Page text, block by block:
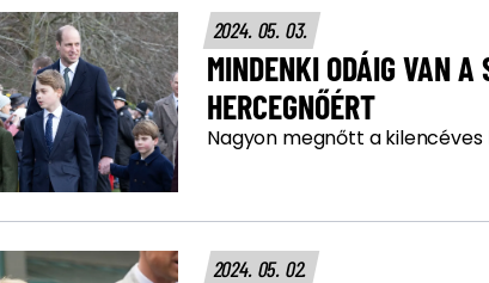
2024. 05. 03.
MINDENKI ODÁIG VAN A
HERCEGNŐÉRT
Nagyon megnőtt a kilencéves
2024. 05. 02.